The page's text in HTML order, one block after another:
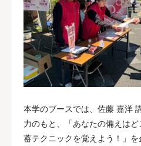
本学のブースでは、佐藤 嘉洋
力のもと、「あなたの備えは
蓄テクニックを覚えよう！」